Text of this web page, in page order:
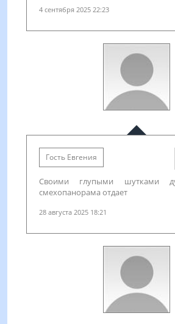
4 сентября 2025 22:23
Гость Евгения
Своими глупыми шутками
смехопанорама отдает
28 августа 2025 18:21